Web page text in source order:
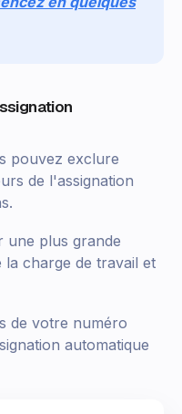
pouvez exclure
de l'assignation
une plus grande
la charge de travail et
de votre numéro
automatique